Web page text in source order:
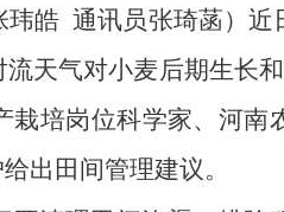
皓 通讯员张琦菡）近
天气对小麦后期生长
培岗位科学家、河南
出田间管理建议。